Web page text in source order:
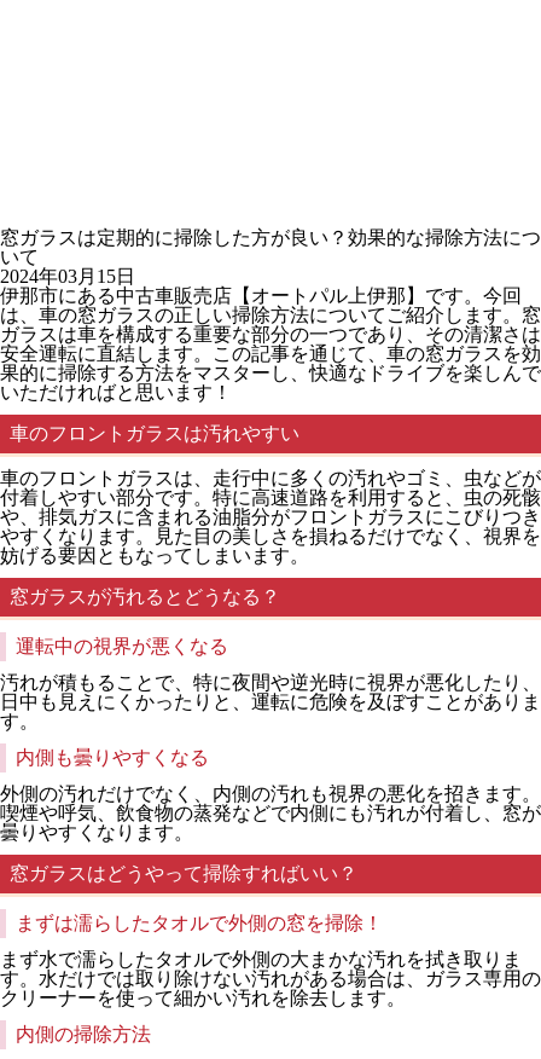
窓ガラスは定期的に掃除した方が良い？効果的な掃除方法につ
いて
2024年03月15日
伊那市にある中古車販売店【オートパル上伊那】です。今回
は、車の窓ガラスの正しい掃除方法についてご紹介します。窓
ガラスは車を構成する重要な部分の一つであり、その清潔さは
安全運転に直結します。この記事を通じて、車の窓ガラスを効
果的に掃除する方法をマスターし、快適なドライブを楽しんで
いただければと思います！
車のフロントガラスは汚れやすい
車のフロントガラスは、走行中に多くの汚れやゴミ、虫などが
付着しやすい部分です。特に高速道路を利用すると、虫の死骸
や、排気ガスに含まれる油脂分がフロントガラスにこびりつき
やすくなります。見た目の美しさを損ねるだけでなく、視界を
妨げる要因ともなってしまいます。
窓ガラスが汚れるとどうなる？
運転中の視界が悪くなる
汚れが積もることで、特に夜間や逆光時に視界が悪化したり、
日中も見えにくかったりと、運転に危険を及ぼすことがありま
す。
内側も曇りやすくなる
外側の汚れだけでなく、内側の汚れも視界の悪化を招きます。
喫煙や呼気、飲食物の蒸発などで内側にも汚れが付着し、窓が
曇りやすくなります。
窓ガラスはどうやって掃除すればいい？
まずは濡らしたタオルで外側の窓を掃除！
まず水で濡らしたタオルで外側の大まかな汚れを拭き取りま
す。水だけでは取り除けない汚れがある場合は、ガラス専用の
クリーナーを使って細かい汚れを除去します。
内側の掃除方法